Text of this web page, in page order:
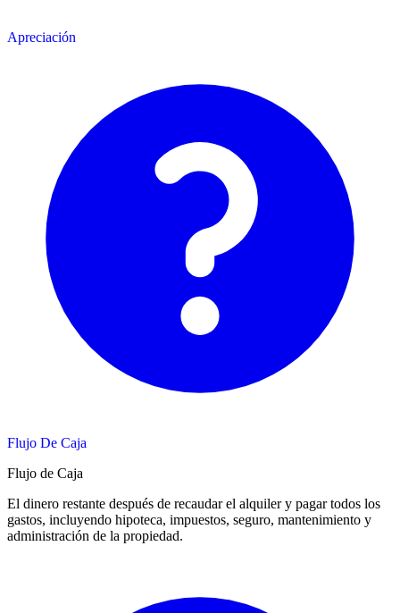
Apreciación
Flujo De Caja
Flujo de Caja
El dinero restante después de recaudar el alquiler y pagar todos los
gastos, incluyendo hipoteca, impuestos, seguro, mantenimiento y
administración de la propiedad.